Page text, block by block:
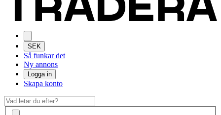
SEK
Så funkar det
Ny annons
Logga in
Skapa konto